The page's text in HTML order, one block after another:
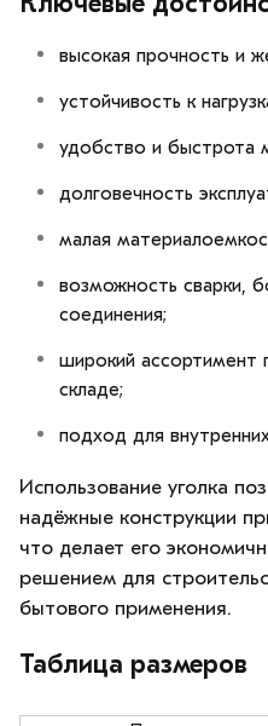
высокая прочность и
устойчивость к
удобство и быстрота
долговечность
малая
возможность сварки,
соединения;
широкий ассортимент
складе;
подход для
Использование уголка
надёжные конструкции
что делает его
решением для
бытового применения.
Таблица размеров